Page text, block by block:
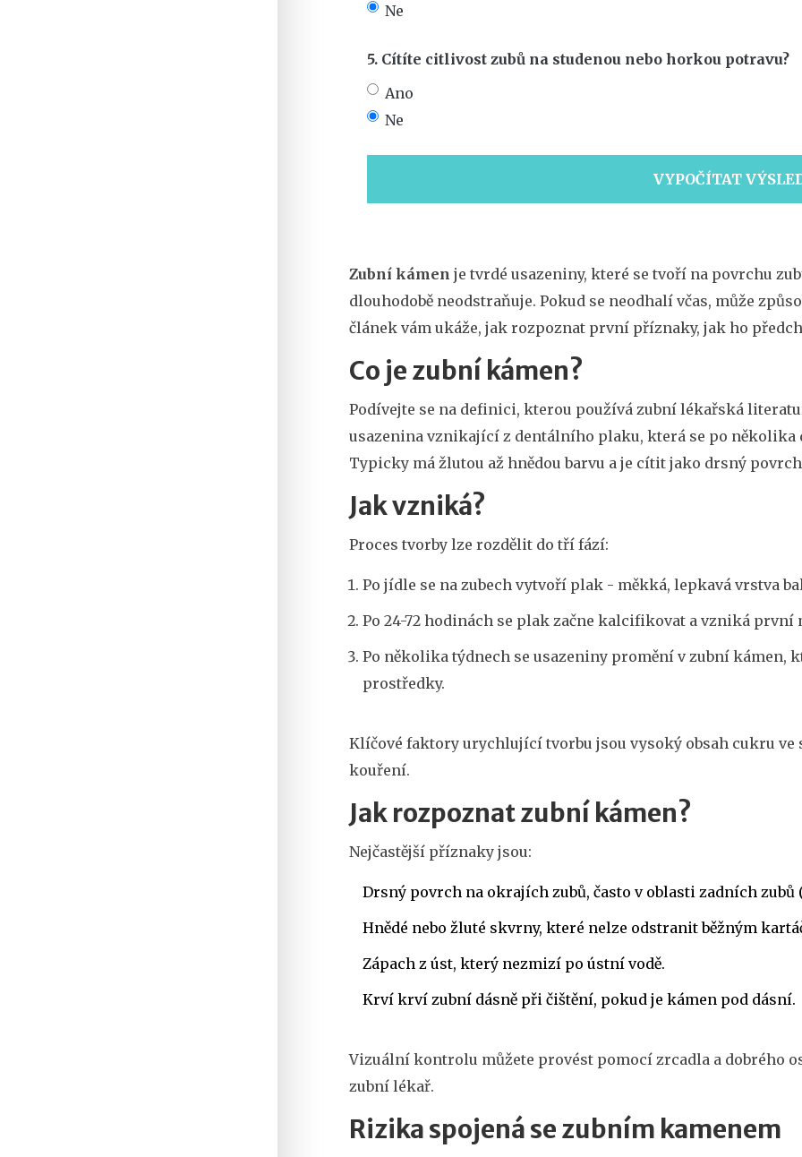
Ne
5. Cítíte citlivost zubů na studenou nebo horkou potravu?
Ano
Ne
VYPOČÍTAT
Zubní kámen je tvrdé usazeniny, které se tvoří na povrchu
dlouhodobě neodstraňuje. Pokud se neodhalí včas, může
článek vám ukáže, jak rozpoznat první příznaky, jak ho
Co je zubní kámen?
Podívejte se na definici, kterou používá zubní lékařská
usazenina vznikající z dentálního plaku, která se po
Typicky má žlutou až hnědou barvu a je cítit jako drsný povrch
Jak vzniká?
Proces tvorby lze rozdělit do tří fází:
Po jídle se na zubech vytvoří plak - měkká, lepkavá vrstva
Po 24-72 hodinách se plak začne kalcifikovat a vzniká první
Po několika týdnech se usazeniny promění v zubní kámen,
prostředky.
Klíčové faktory urychlující tvorbu jsou vysoký obsah cukru ve
kouření.
Jak rozpoznat zubní kámen?
Nejčastější příznaky jsou:
Drsný povrch na okrajích zubů, často v oblasti zadních zubů
Hnědé nebo žluté skvrny, které nelze odstranit běžným
Zápach z úst, který nezmizí po ústní vodě.
Krví krví zubní dásně při čištění, pokud je kámen pod dásní.
Vizuální kontrolu můžete provést pomocí zrcadla a dobrého
zubní lékař.
Rizika spojená se zubním kamenem